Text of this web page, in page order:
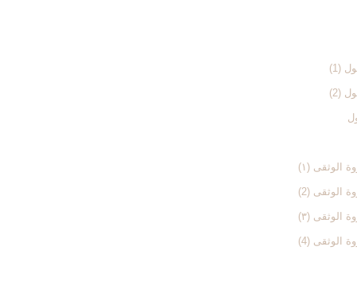
(1)
(2)
الوثقی (۱)
الوثقی (2)
الوثقی (۳)
الوثقی (4)